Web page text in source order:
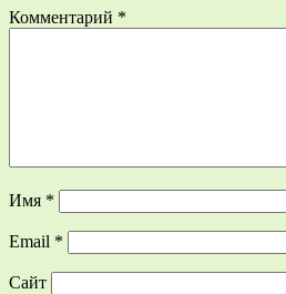
Комментарий *
Имя *
Email *
Сайт